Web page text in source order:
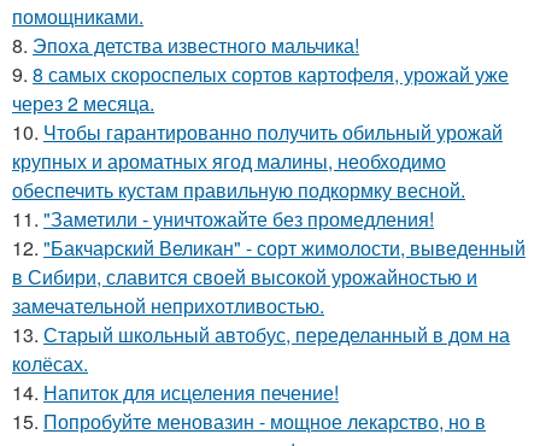
помощниками.
8. Эпоха детства известного мальчика!
9. 8 самых скороспелых сортов картофеля, урожай уже
через 2 месяца.
10. Чтобы гарантированно получить обильный урожай
крупных и ароматных ягод малины, необходимо
обеспечить кустам правильную подкормку весной.
11. "Заметили - уничтожайте без промедления!
12. "Бакчарский Великан" - сорт жимолости, выведенный
в Сибири, славится своей высокой урожайностью и
замечательной неприхотливостью.
13. Старый школьный автобус, переделанный в дом на
колёсах.
14. Напиток для исцеления печение!
15. Попробуйте меновазин - мощное лекарство, но в